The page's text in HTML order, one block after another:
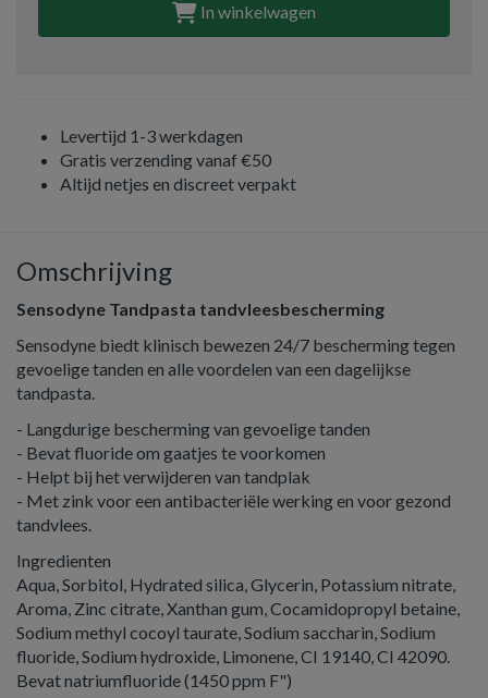
In winkelwagen
Levertijd 1-3 werkdagen
Gratis verzending vanaf €50
Altijd netjes en discreet verpakt
Omschrijving
Sensodyne Tandpasta tandvleesbescherming
Sensodyne biedt klinisch bewezen 24/7 bescherming tegen
gevoelige tanden en alle voordelen van een dagelijkse
tandpasta.
- Langdurige bescherming van gevoelige tanden
- Bevat fluoride om gaatjes te voorkomen
- Helpt bij het verwijderen van tandplak
- Met zink voor een antibacteriële werking en voor gezond
tandvlees.
Ingredienten
Aqua, Sorbitol, Hydrated silica, Glycerin, Potassium nitrate,
Aroma, Zinc citrate, Xanthan gum, Cocamidopropyl betaine,
Sodium methyl cocoyl taurate, Sodium saccharin, Sodium
fluoride, Sodium hydroxide, Limonene, CI 19140, CI 42090.
Bevat natriumfluoride (1450 ppm F")